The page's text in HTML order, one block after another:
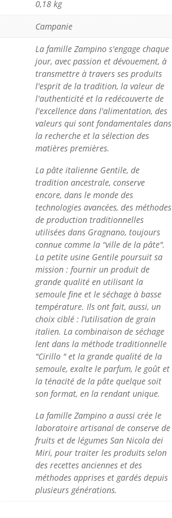
0,18 kg
Campanie
La famille Zampino s'engage chaque
jour, avec passion et dévouement, à
transmettre à travers ses produits
l'esprit de la tradition, la valeur de
l'authenticité et la redécouverte de
l'excellence dans l'alimentation, des
valeurs qui sont fondamentales dans
la recherche et la sélection des
matières premières.
La pâte italienne Gentile, de
tradition ancestrale, conserve
encore, dans le monde des
technologies avancées, des méthodes
de production traditionnelles
utilisées dans Gragnano, toujours
connue comme la “ville de la pâte".
La petite usine Gentile poursuit sa
mission : fournir un produit de
grande qualité en utilisant la
semoule fine et le séchage à basse
température. Ils ont fait, aussi, un
choix ciblé : l’utilisation de grain
italien. La combinaison de séchage
lent dans la méthode traditionnelle
"Cirillo " et la grande qualité de la
semoule, exalte le parfum, le goût et
la ténacité de la pâte quelque soit
son format, en la rendant unique.
La famille Zampino a aussi crée le
laboratoire artisanal de conserve de
fruits et de légumes San Nicola dei
Miri, pour traiter les produits selon
des recettes anciennes et des
méthodes apprises et gardés depuis
plusieurs générations.